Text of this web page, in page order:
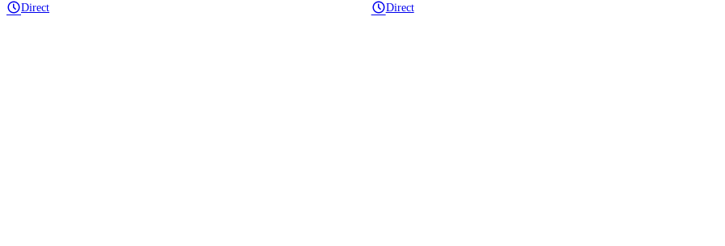
Direct Direct